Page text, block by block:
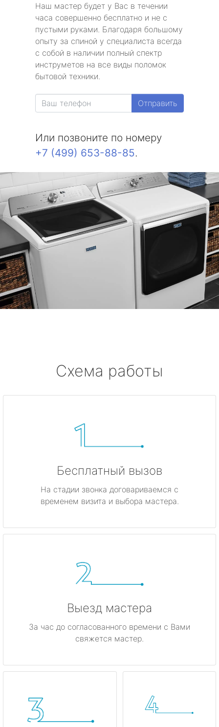
Наш мастер будет у Вас в течении
часа совершенно бесплатно и не с
пустыми руками. Благодаря большому
опыту за спиной у специалиста всегда
с собой в наличии полный спектр
инструметов на все виды поломок
бытовой техники.
Отправить
Или позвоните по номеру
+7 (499) 653-88-85.
Схема работы
Бесплатный вызов
На стадии звонка договариваемся с
временем визита и выбора мастера.
Выезд мастера
За час до согласованного времени с Вами
свяжется мастер.